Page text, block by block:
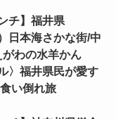
チ】福井県
日本海さかな街/中
わの水羊かん
〉福井県民が愛す
い倒れ旅